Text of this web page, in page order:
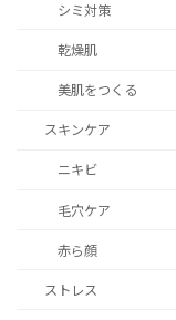
シミ対策
乾燥肌
美肌をつくる
スキンケア
ニキビ
毛穴ケア
赤ら顔
ストレス